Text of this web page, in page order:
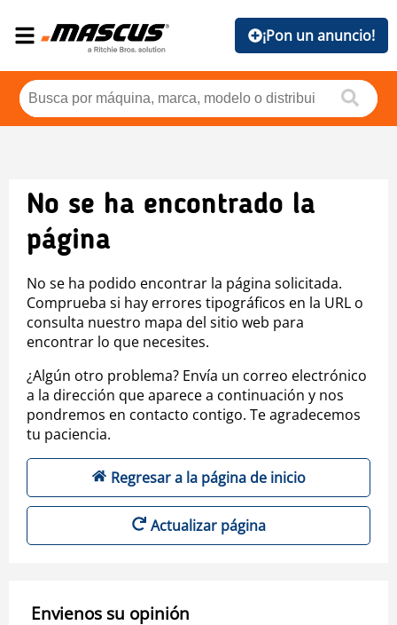
¡Pon un anuncio!
No se ha encontrado la
página
No se ha podido encontrar la página solicitada.
Comprueba si hay errores tipográficos en la URL o
consulta nuestro mapa del sitio web para
encontrar lo que necesites.
¿Algún otro problema? Envía un correo electrónico
a la dirección que aparece a continuación y nos
pondremos en contacto contigo. Te agradecemos
tu paciencia.
Regresar a la página de inicio
Actualizar página
Envienos su opinión